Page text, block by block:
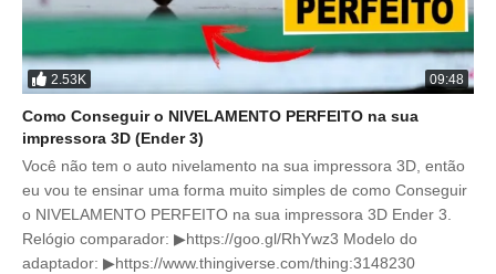
2.53K 09:48
Como Conseguir o NIVELAMENTO PERFEITO na sua
impressora 3D (Ender 3)
Você não tem o auto nivelamento na sua impressora 3D, então
eu vou te ensinar uma forma muito simples de como Conseguir
o NIVELAMENTO PERFEITO na sua impressora 3D Ender 3.
Relógio comparador: ▶https://goo.gl/RhYwz3 Modelo do
adaptador: ▶https://www.thingiverse.com/thing:3148230